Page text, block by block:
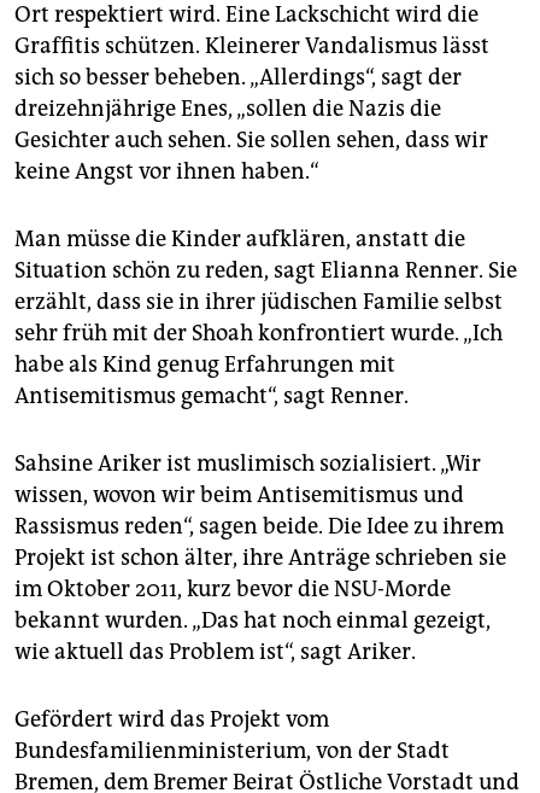
Ort respektiert wird. Eine Lackschicht wird die
Graffitis schützen. Kleinerer Vandalismus lässt
sich so besser beheben. „Allerdings“, sagt der
dreizehnjährige Enes, „sollen die Nazis die
Gesichter auch sehen. Sie sollen sehen, dass wir
keine Angst vor ihnen haben.“
Man müsse die Kinder aufklären, anstatt die
Situation schön zu reden, sagt Elianna Renner. Sie
erzählt, dass sie in ihrer jüdischen Familie selbst
sehr früh mit der Shoah konfrontiert wurde. „Ich
habe als Kind genug Erfahrungen mit
Antisemitismus gemacht“, sagt Renner.
Sahsine Ariker ist muslimisch sozialisiert. „Wir
wissen, wovon wir beim Antisemitismus und
Rassismus reden“, sagen beide. Die Idee zu ihrem
Projekt ist schon älter, ihre Anträge schrieben sie
im Oktober 2011, kurz bevor die NSU-Morde
bekannt wurden. „Das hat noch einmal gezeigt,
wie aktuell das Problem ist“, sagt Ariker.
Gefördert wird das Projekt vom
Bundesfamilienministerium, von der Stadt
Bremen, dem Bremer Beirat Östliche Vorstadt und